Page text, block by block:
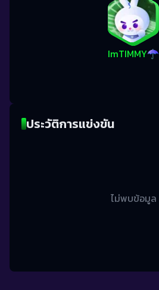
ImㅤTIMMY☂︎
ประวัติการแข่งขัน
ไม่พบข้อมูล